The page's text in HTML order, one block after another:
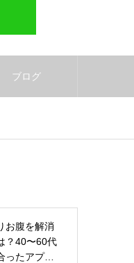
ブログ
お腹を解消
？40〜60代
ったアプロ